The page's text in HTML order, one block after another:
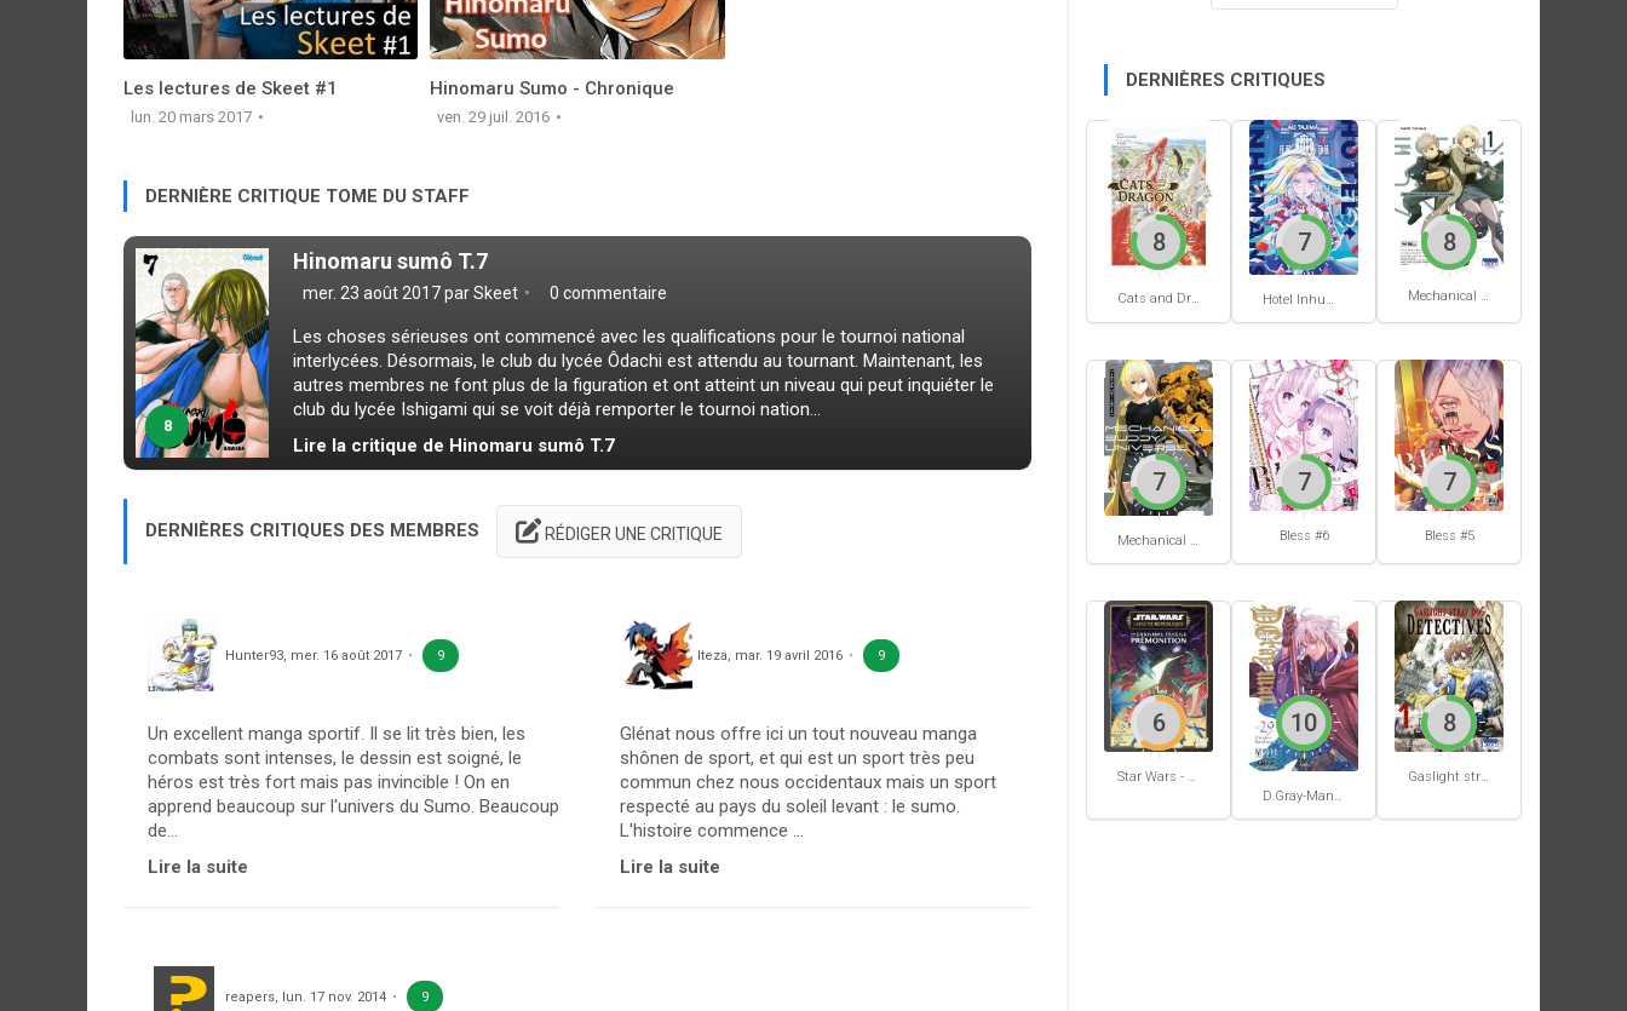
Les lectures de Skeet #1
lun. 20 mars 2017
Hinomaru Sumo - Chronique
ven. 29 juil. 2016
DERNIÈRE CRITIQUE TOME DU STAFF
8
Hinomaru sumô T.7
mer. 23 août 2017 parSkeet 0 commentaire
Les choses sérieuses ont commencé avec les qualifications pour le tournoi national
interlycées. Désormais, le club du lycée Ôdachi est attendu au tournant. Maintenant, les
autres membres ne font plus de la figuration et ont atteint un niveau qui peut inquiéter le
club du lycée Ishigami qui se voit déjà remporter le tournoi nation...
Lire la critique de Hinomaru sumô T.7
DERNIÈRES CRITIQUES DES MEMBRES RÉDIGER UNE CRITIQUE
Hunter93, mer. 16 août 2017 9
Un excellent manga sportif. Il se lit très bien, les
combats sont intenses, le dessin est soigné, le
héros est très fort mais pas invincible ! On en
apprend beaucoup sur l'univers du Sumo. Beaucoup
de...
Lire la suite
Iteza, mar. 19 avril 2016 9
Glénat nous offre ici un tout nouveau manga
shônen de sport, et qui est un sport très peu
commun chez nous occidentaux mais un sport
respecté au pays du soleil levant : le sumo.
L'histoire commence ...
Lire la suite
reapers, lun. 17 nov. 2014 9
DERNIÈRES CRITIQUES
Cats and Dragon #3
8
Hotel Inhumans #1
7
Mechanical Buddy Universe #1
8
Mechanical Buddy Universe #0
7
Bless #6
7
Bless #5
7
6
D.Gray-Man #29
10 8